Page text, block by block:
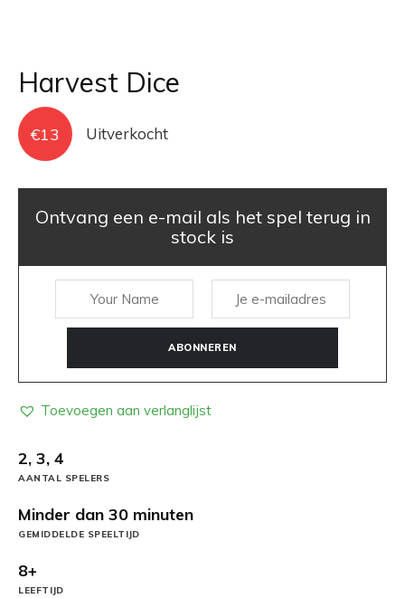
Harvest Dice
€13 Uitverkocht
Ontvang een e-mail als het spel terug in
stock is
ABONNEREN
Toevoegen aan verlanglijst
2, 3, 4
AANTAL SPELERS
Minder dan 30 minuten
GEMIDDELDE SPEELTIJD
8+
LEEFTIJD